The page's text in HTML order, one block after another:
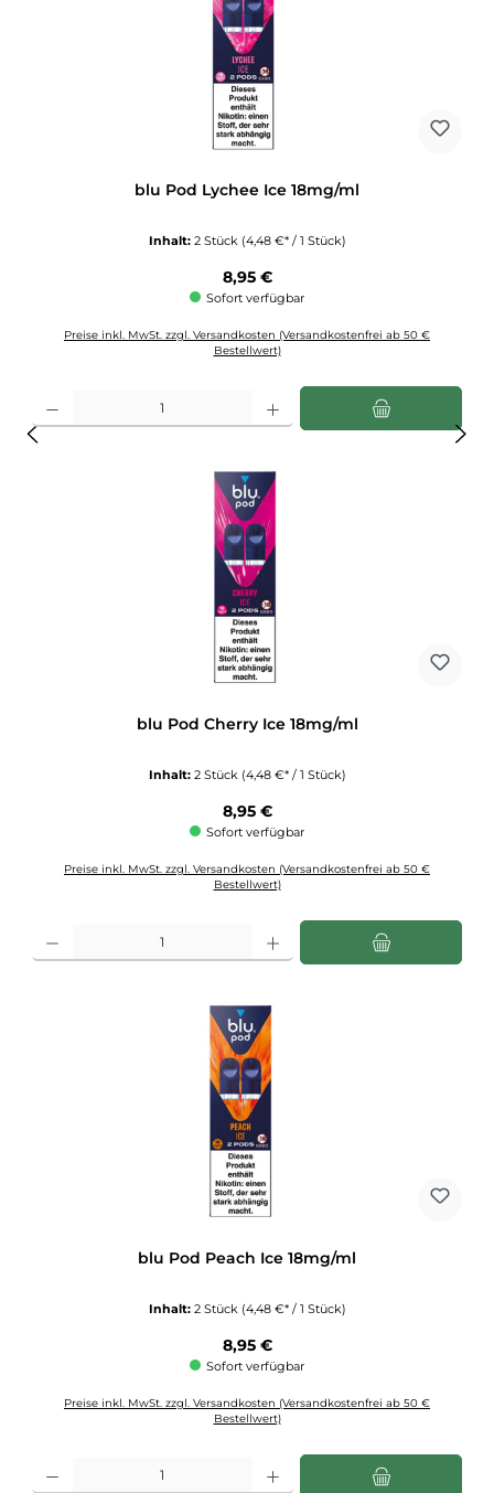
blu Pod Lychee Ice 18mg/ml
Inhalt: 2 Stück (4,48 €* / 1 Stück)
Regulärer Preis:
8,95 €
Sofort verfügbar
Preise inkl. MwSt. zzgl. Versandkosten (Versandkostenfrei ab 50 €
Bestellwert)
Produkt Anzahl: Gib den gewünschten Wert ein oder benutze die Schaltflächen
blu Pod Cherry Ice 18mg/ml
Inhalt: 2 Stück (4,48 €* / 1 Stück)
Regulärer Preis:
8,95 €
Sofort verfügbar
Preise inkl. MwSt. zzgl. Versandkosten (Versandkostenfrei ab 50 €
Bestellwert)
Produkt Anzahl: Gib den gewünschten Wert ein oder benutze die Schaltflächen
blu Pod Peach Ice 18mg/ml
Inhalt: 2 Stück (4,48 €* / 1 Stück)
Regulärer Preis:
8,95 €
Sofort verfügbar
Preise inkl. MwSt. zzgl. Versandkosten (Versandkostenfrei ab 50 €
Bestellwert)
Produkt Anzahl: Gib den gewünschten Wert ein oder benutze die Schaltflächen